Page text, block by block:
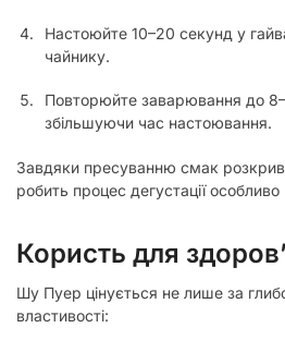
Настоюйте 10–20 секунд у
чайнику.
Повторюйте заварювання до
збільшуючи час настоювання.
Завдяки пресуванню смак
робить процес дегустації особливо
Користь для
Шу Пуер цінується не лише за
властивості: